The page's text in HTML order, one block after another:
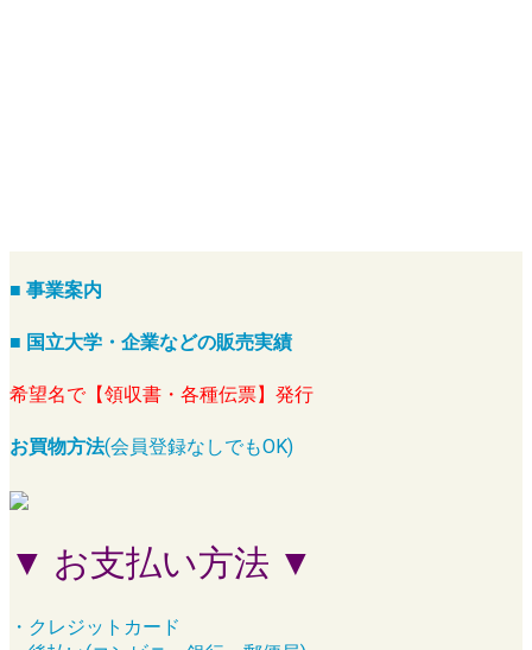
■ 事業案内
■ 国立大学・企業などの販売実績
希望名で【領収書・各種伝票】発行
お買物方法(会員登録なしでもOK)
▼ お支払い方法 ▼
・クレジットカード